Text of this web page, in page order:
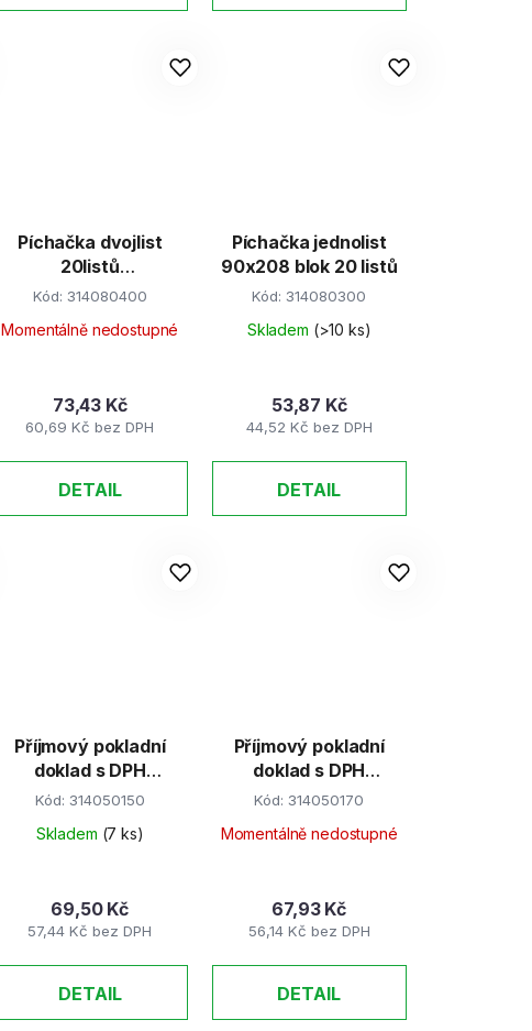
Píchačka dvojlist
20listů
2x90x208mm
Kód: 314080400
Momentálně nedostupné
60,69 Kč bez DPH
73,43 Kč
DETAIL
Píchačka jednolist
90x208 blok 20 listů
Kód:314080300
Skladem (>10 ks)
44,52 Kč bez DPH
53,87 Kč
DETAIL
Příjmový pokladní
doklad s DPH
2x50listů/číslovaný
Kód: 314050150
Skladem (7 ks)
57,44 Kč bez DPH
69,50 Kč
DETAIL
Příjmový pokladní
doklad s DPH
nečíslovaný 50 listů
Kód:314050170
Momentálně nedostupné
56,14 Kč bez DPH
67,93 Kč
DETAIL